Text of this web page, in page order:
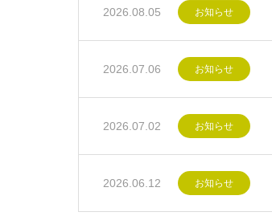
2026.08.05 お知らせ
2026.07.06 お知らせ
2026.07.02 お知らせ
2026.06.12 お知らせ